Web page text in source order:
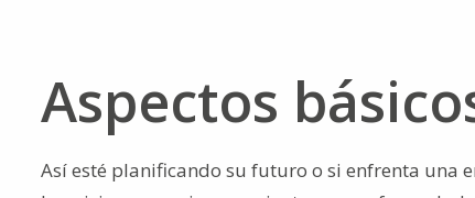
Aspectos
Así esté planificando su futuro o si enfrenta una